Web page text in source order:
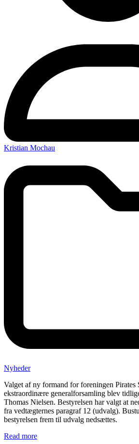
Kristian Mochau
Nyheder
Valget af ny formand for foreningen Pirates
ekstraordinære generalforsamling blev
Thomas Nielsen. Bestyrelsen har valgt at
fra vedtægternes paragraf 12 (udvalg).
bestyrelsen frem til udvalg nedsættes.
Read more